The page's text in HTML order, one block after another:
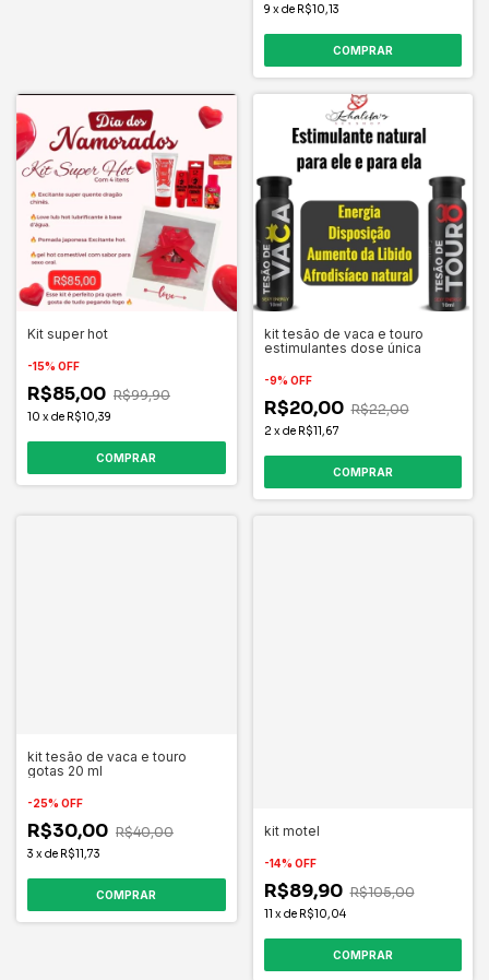
9 x de R$10,13
Kit super hot
-15% OFF
R$85,00 R$99,90
10 xde R$10,39
kit tesão de vaca e touro
estimulantes dose única
-9% OFF
R$20,00 R$22,00
2 xde R$11,67
kit tesão de vaca e touro
gotas 20 ml
-25% OFF
R$30,00 R$40,00
3 x de R$11,73
kit motel
-14% OFF
R$89,90 R$105,00
11 xde R$10,04